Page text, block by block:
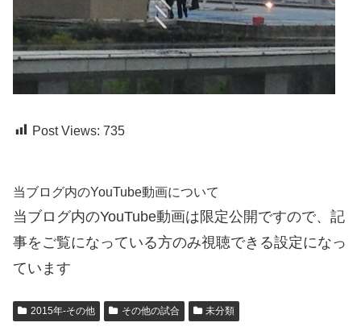
Post Views: 735
当ブログ内のYouTube動画について
当ブログ内のYouTube動画は限定公開ですので、記
事をご覧になっている方のみ視聴できる設定になっ
ています
2015年-その他 その他の試合 未分類